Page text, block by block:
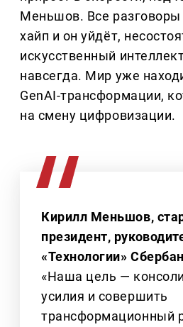
Меньшов. Все
хайп и он уйдёт,
искусственный
навсегда. Мир уже
GenAI-трансформации,
на смену цифровизации.
Кирилл Меньшов,
президент,
«Технологии»
«Наша цель —
усилия и совершить
трансформационный